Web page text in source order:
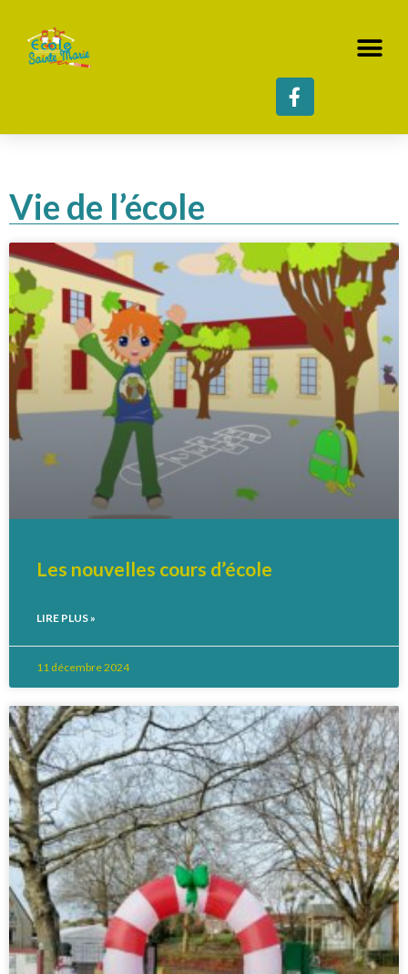
Vie de l’école
Les nouvelles cours d’école
LIRE PLUS »
11 décembre 2024